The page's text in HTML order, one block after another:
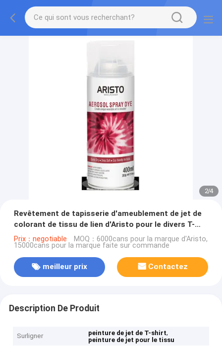
2/4
Revêtement de tapisserie d'ameublement de jet de
colorant de tissu de lien d'Aristo pour le divers T-
shirt de DIY facilement
Prix：negotiable MOQ：6000cans pour la marque d'Aristo,
15000cans pour la marque faite sur commande
meilleur prix Contactez
Description De Produit
Surligner peinture de jet de T-shirt,
peinture de jet pour le tissu